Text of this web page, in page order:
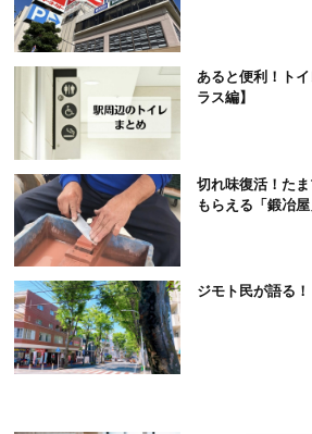
あると便利！ト
ラス編】
切れ味復活！た
もらえる「鍛冶
ジモト民が語る